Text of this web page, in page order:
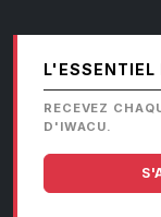
L'ESSENTIEL
RECEVEZ
D'IWACU.